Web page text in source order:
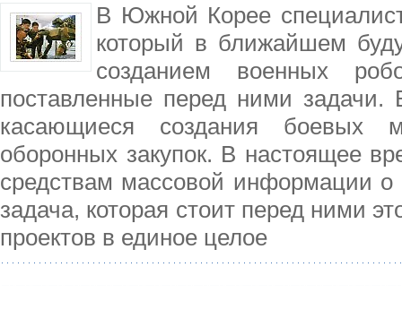
В Южной Корее
который в ближайшем
созданием военных
поставленные перед ними задачи.
касающиеся создания боевых
оборонных закупок. В настоящее
средствам массовой информации о
задача, которая стоит перед ними
проектов в единое целое